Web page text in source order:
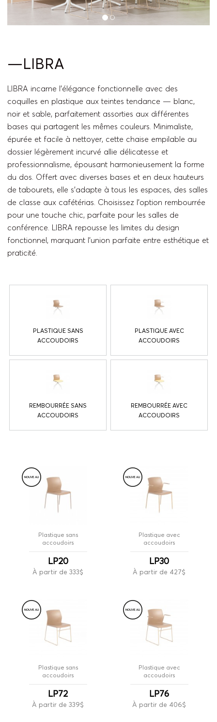
—LIBRA
LIBRA incarne l’élégance fonctionnelle avec des
coquilles en plastique aux teintes tendance — blanc,
noir et sable, parfaitement assorties aux différentes
bases qui partagent les mêmes couleurs. Minimaliste,
épurée et facile à nettoyer, cette chaise empilable au
dossier légèrement incurvé allie délicatesse et
professionnalisme, épousant harmonieusement la forme
du dos. Offert avec diverses bases et en deux hauteurs
de tabourets, elle s’adapte à tous les espaces, des salles
de classe aux cafétérias. Choisissez l’option rembourrée
pour une touche chic, parfaite pour les salles de
conférence. LIBRA repousse les limites du design
fonctionnel, marquant l’union parfaite entre esthétique et
praticité.
PLASTIQUE SANS
ACCOUDOIRS
PLASTIQUE AVEC
ACCOUDOIRS
REMBOURRÉE SANS
ACCOUDOIRS
REMBOURRÉE AVEC
ACCOUDOIRS
NOUVEAU
Plastique sans
accoudoirs
LP20
À partir de 333$
NOUVEAU
Plastique avec
accoudoirs
LP30
À partir de 427$
NOUVEAU
Plastique sans
accoudoirs
LP72
À partir de 339$
NOUVEAU
Plastique avec
accoudoirs
LP76
À partir de 406$